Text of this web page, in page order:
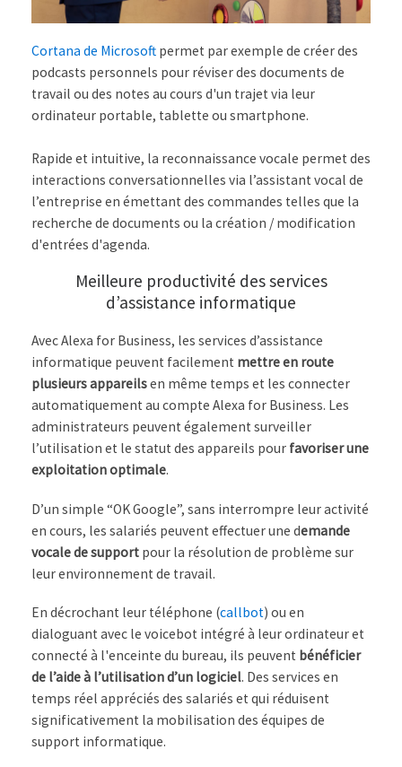
Cortana de Microsoft permet par exemple de créer des
podcasts personnels pour réviser des documents de
travail ou des notes au cours d'un trajet via leur
ordinateur portable, tablette ou smartphone.
Rapide et intuitive, la reconnaissance vocale permet des
interactions conversationnelles via l’assistant vocal de
l’entreprise en émettant des commandes telles que la
recherche de documents ou la création / modification
d'entrées d'agenda.
Meilleure productivité des services
d’assistance informatique
Avec Alexa for Business, les services d’assistance
informatique peuvent facilement mettre en route
plusieurs appareilsen même temps et les connecter
automatiquement au compte Alexa for Business. Les
administrateurs peuvent également surveiller
l’utilisation et le statut des appareils pour favoriser une
exploitation optimale.
D’un simple “OK Google”, sans interrompre leur activité
en cours, les salariés peuvent effectuer une demande
vocale de support pour la résolution de problème sur
leur environnement de travail.
En décrochant leur téléphone (callbot) ou en
dialoguant avec le voicebot intégré à leur ordinateur et
connecté à l'enceinte du bureau, ils peuvent bénéficier
de l’aide à l’utilisation d’un logiciel. Des services en
temps réel appréciés des salariés et qui réduisent
significativement la mobilisation des équipes de
support informatique.